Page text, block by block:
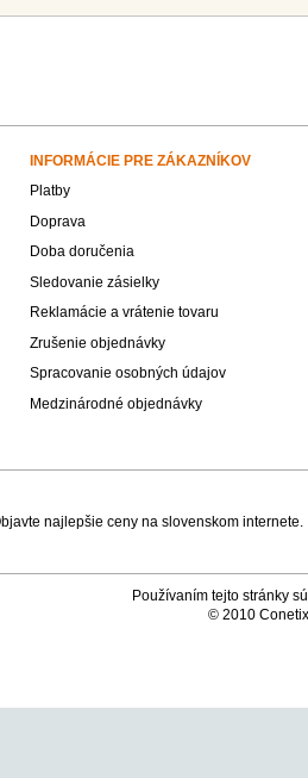
INFORMÁCIE PRE ZÁKAZNÍKOV
Platby
Doprava
Doba doručenia
Sledovanie zásielky
Reklamácie a vrátenie tovaru
Zrušenie objednávky
Spracovanie osobných údajov
Medzinárodné objednávky
Používaním tejto stránky
© 2010